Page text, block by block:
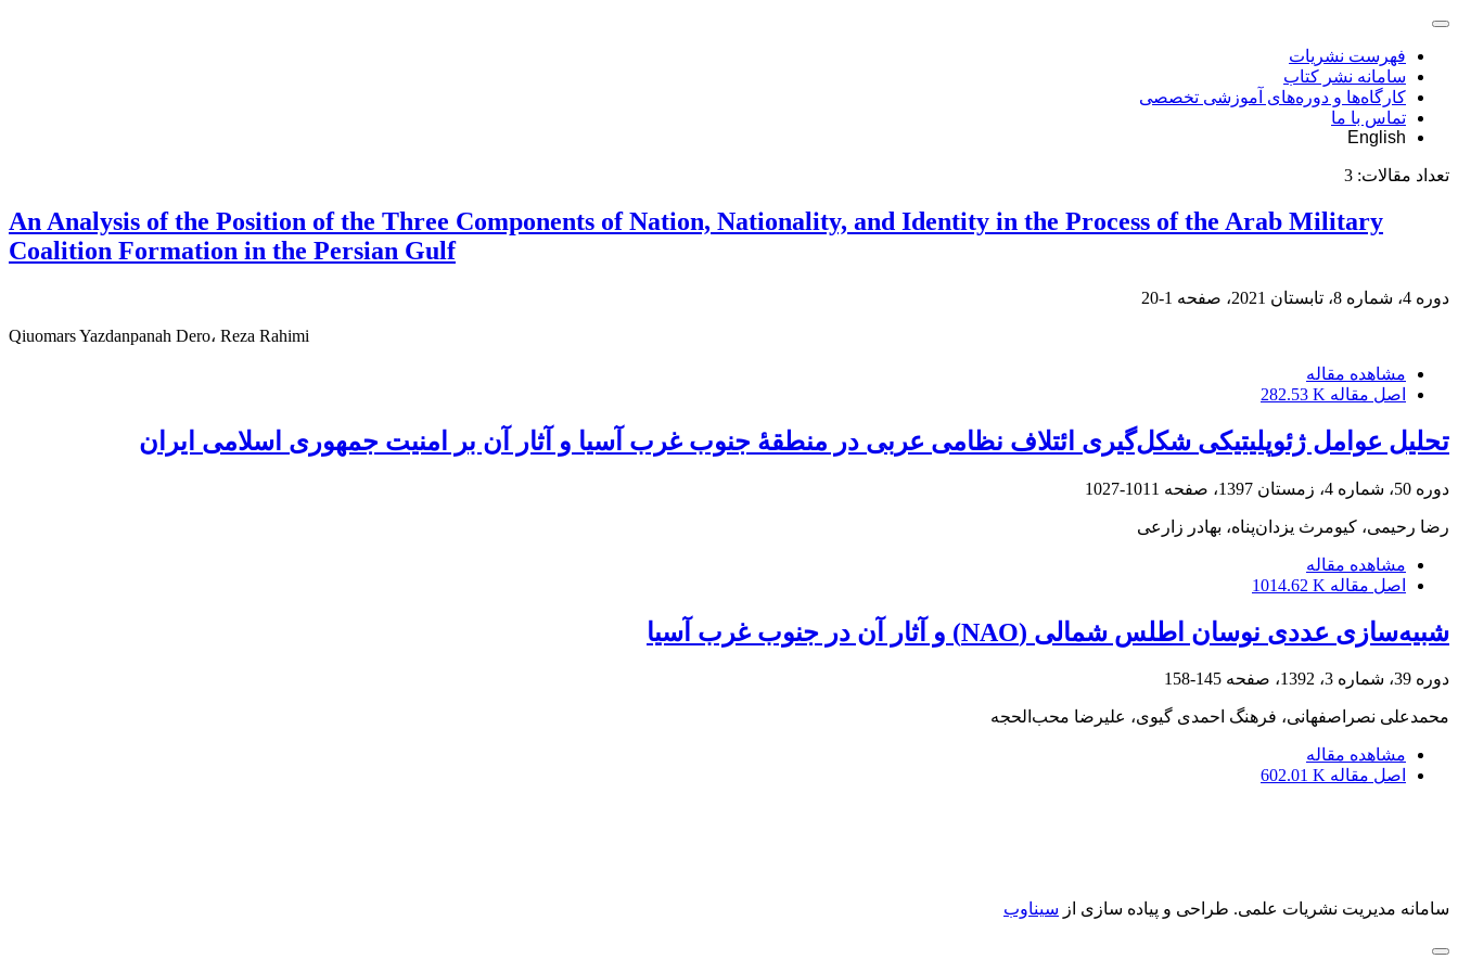
فهرست نشریات
سامانه نشر کتاب
کارگاه‌ها و دوره‌های آموزشی تخصصی
تماس با ما
English
تعداد مقالات: 3
An Analysis of the Position of the Three Components of Nation, Nationality, and Identity in the Process of the Arab Military
Coalition Formation in the Persian Gulf
دوره 4، شماره 8، تابستان 2021، صفحه 1-20
Qiuomars Yazdanpanah Dero، Reza Rahimi
مشاهده مقاله
اصل مقاله 282.53 K
تحلیل عوامل ژئوپلیتیکی شکل‌گیری ائتلاف نظامی عربی در منطقۀ جنوب غرب آسیا و آثار آن بر امنیت جمهوری اسلامی ایران
دوره 50، شماره 4، زمستان 1397، صفحه 1011-1027
رضا رحیمی، کیومرث یزدان‌‌پناه، بهادر زارعی
مشاهده مقاله
اصل مقاله 1014.62 K
شبیه‌سازی عددی نوسان اطلس شمالی (NAO) و آثار آن در جنوب غرب آسیا
دوره 39، شماره 3، 1392، صفحه 145-158
محمدعلی نصراصفهانی، فرهنگ احمدی گیوی، علیرضا محب‌‌الحجه
مشاهده مقاله
اصل مقاله 602.01 K
سامانه مدیریت نشریات علمی. طراحی و پیاده سازی از سیناوب